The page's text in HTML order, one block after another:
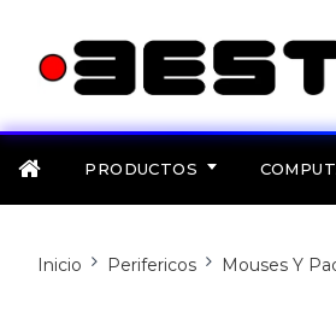
PRODUCTOS
Inicio Perifericos Mouses Y